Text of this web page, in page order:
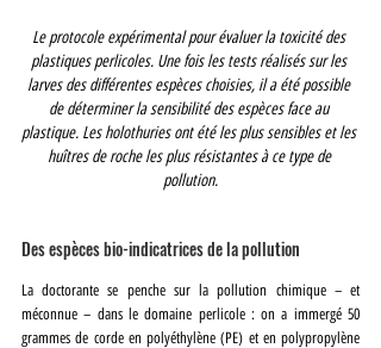
Le protocole expérimental pour évaluer la toxicité des
plastiques perlicoles. Une fois les tests réalisés sur les
larves des différentes espèces choisies, il a été possible
de déterminer la sensibilité des espèces face au
plastique. Les holothuries ont été les plus sensibles et les
huîtres de roche les plus résistantes à ce type de
pollution.
Des espèces bio-indicatrices de la pollution
La doctorante se penche sur la pollution chimique – et
méconnue – dans le domaine perlicole : on a immergé 50
grammes de corde en polyéthylène (PE) et en polypropylène